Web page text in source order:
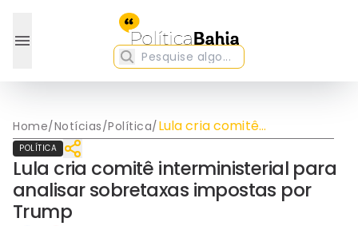
Home/Notícias/Política/Lula cria comitê
interministerial para
analisar sobretaxas
impostas por Trump
POLÍTICA
Lula cria comitê interministerial para
analisar sobretaxas impostas por
Trump